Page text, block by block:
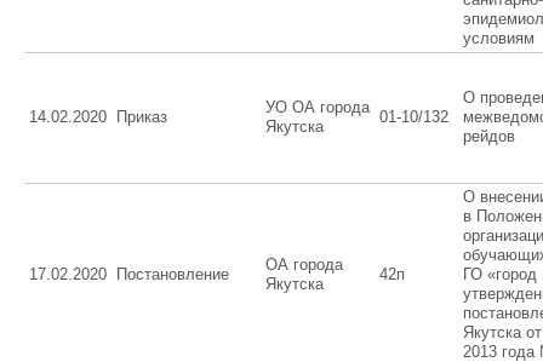
условиям
14.02.2020 Приказ
УО ОА города
Якутска
01-10/132
О
рейдов
17.02.2020 Постановление
ОА города
Якутска
42п
О
в
ГО «город
Якутска
2013